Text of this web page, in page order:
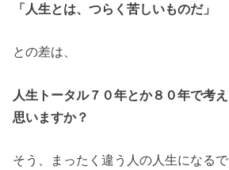
「人生とは、つらく苦しいものだ」
との差は、
人生トータル７０年とか８０年で考
思いますか？
そう、まったく違う人の人生になるで